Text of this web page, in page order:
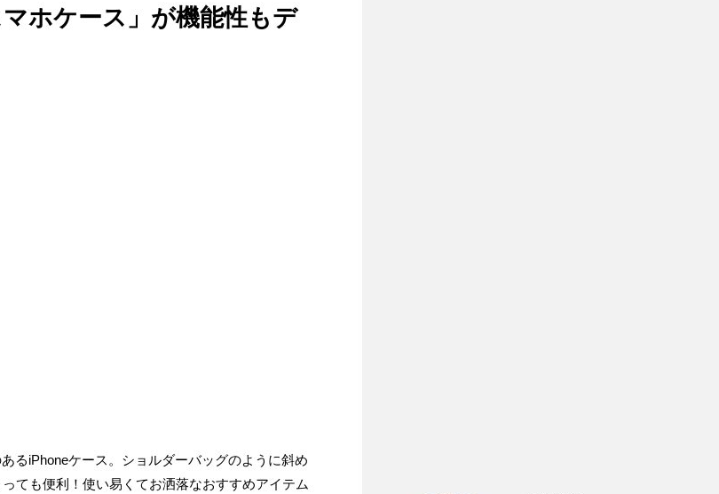
ホケース」が機能性もデ
るiPhoneケース。ショルダーバッグのように斜め
ても便利！使い易くてお洒落なおすすめアイテム